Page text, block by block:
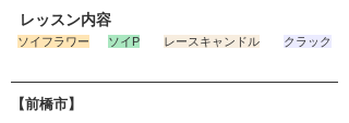
​レッスン内容
​ソイフラワー ソイP レースキャンドル クラック
【前橋市】